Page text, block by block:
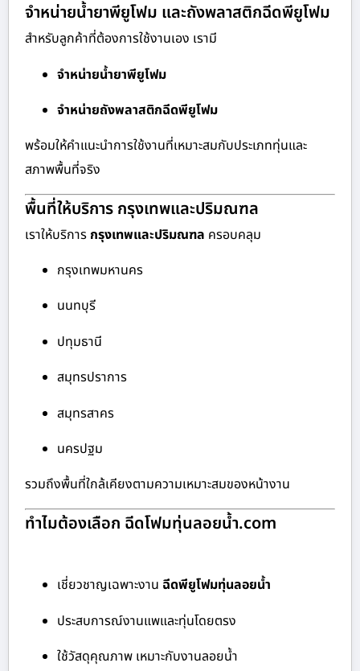
จำหน่ายน้ำยาพียูโฟม และถังพลาสติกฉีดพียูโฟม
สำหรับลูกค้าที่ต้องการใช้งานเอง เรามี
จำหน่ายน้ำยาพียูโฟม
จำหน่ายถังพลาสติกฉีดพียูโฟม
พร้อมให้คำแนะนำการใช้งานที่เหมาะสมกับประเภททุ่นและ
สภาพพื้นที่จริง
พื้นที่ให้บริการ กรุงเทพและปริมณฑล
เราให้บริการ กรุงเทพและปริมณฑล ครอบคลุม
กรุงเทพมหานคร
นนทบุรี
ปทุมธานี
สมุทรปราการ
สมุทรสาคร
นครปฐม
รวมถึงพื้นที่ใกล้เคียงตามความเหมาะสมของหน้างาน
ทำไมต้องเลือก ฉีดโฟมทุ่นลอยน้ำ.com
เชี่ยวชาญเฉพาะงาน ฉีดพียูโฟมทุ่นลอยน้ำ
ประสบการณ์งานแพและทุ่นโดยตรง
ใช้วัสดุคุณภาพ เหมาะกับงานลอยน้ำ